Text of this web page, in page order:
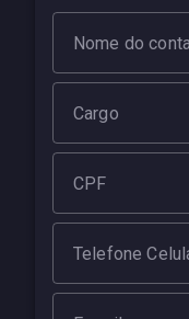
Nome do
Cargo
CPF
Telefone